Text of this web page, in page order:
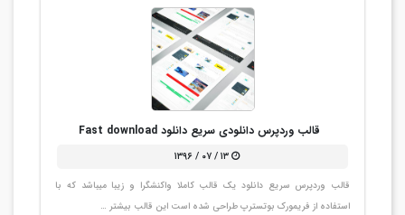
قالب وردپرس دانلودی سریع دانلود Fast download
۱۳ / ۰۷ / ۱۳۹۶
قالب وردپرس سریع دانلود یک قالب کاملا واکنشگرا و زیبا میباشد که با
استفاده از فریمورک بوتسترپ طراحی شده است این قالب بیشتر …